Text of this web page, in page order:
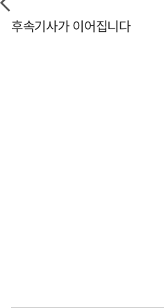
후속기사가 이어집니다